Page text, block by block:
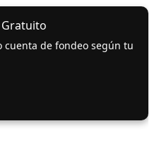
cuenta de fondeo según tu